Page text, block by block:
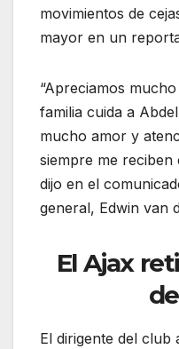
movimientos de
mayor en un
“Apreciamos
familia cuida a
mucho amor y
siempre me reciben
dijo en el
general, Edwin van
El Ajax
El dirigente del club